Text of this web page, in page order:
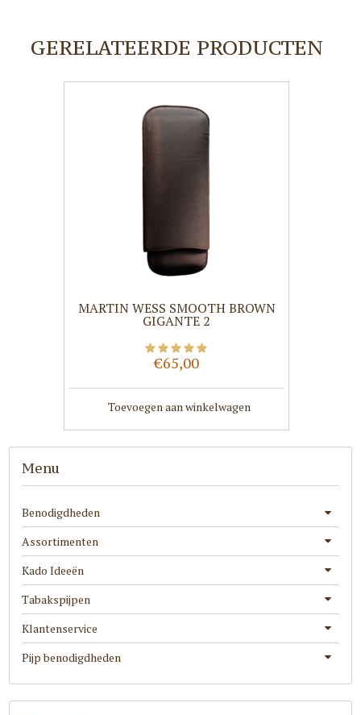
GERELATEERDE PRODUCTEN
MARTIN WESS SMOOTH BROWN
GIGANTE 2
€65,00
Toevoegen aan winkelwagen
Menu
Benodigdheden
Assortimenten
Kado Ideeën
Tabakspijpen
Klantenservice
Pijp benodigdheden